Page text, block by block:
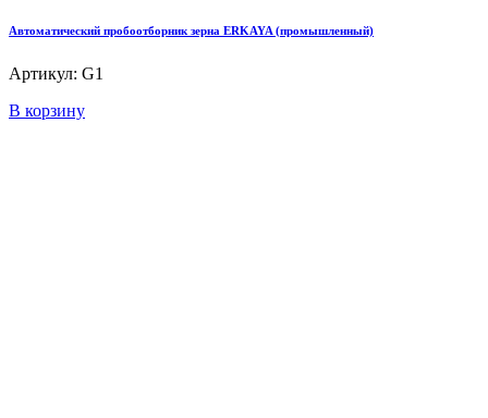
Автоматический пробоотборник зерна ERKAYA (промышленный)
Артикул: G1
В корзину